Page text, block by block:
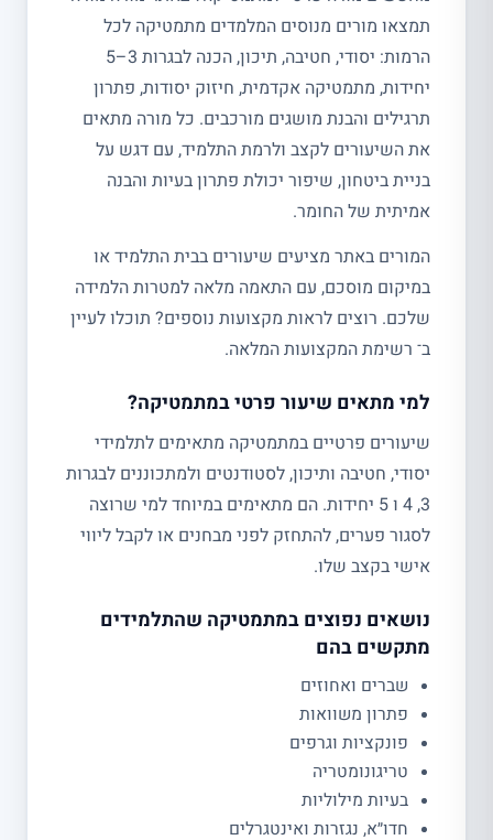
תמצאו מורים מנוסים המלמדים מתמטיקה לכל
הרמות: יסודי, חטיבה, תיכון, הכנה לבגרות 3–5
יחידות, מתמטיקה אקדמית, חיזוק יסודות, פתרון
תרגילים והבנת מושגים מורכבים. כל מורה מתאים
את השיעורים לקצב ולרמת התלמיד, עם דגש על
בניית ביטחון, שיפור יכולת פתרון בעיות והבנה
אמיתית של החומר.
המורים באתר מציעים שיעורים בבית התלמיד או
במיקום מוסכם, עם התאמה מלאה למטרות הלמידה
שלכם. רוצים לראות מקצועות נוספים? תוכלו לעיין
ב־ רשימת המקצועות המלאה.
למי מתאים שיעור פרטי במתמטיקה?
שיעורים פרטיים במתמטיקה מתאימים לתלמידי
יסודי, חטיבה ותיכון, לסטודנטים ולמתכוננים לבגרות
3, 4 ו 5 יחידות. הם מתאימים במיוחד למי שרוצה
לסגור פערים, להתחזק לפני מבחנים או לקבל ליווי
אישי בקצב שלו.
נושאים נפוצים במתמטיקה שהתלמידים
מתקשים בהם
שברים ואחוזים
פתרון משוואות
פונקציות וגרפים
טריגונומטריה
בעיות מילוליות
חדו״א, נגזרות ואינטגרלים